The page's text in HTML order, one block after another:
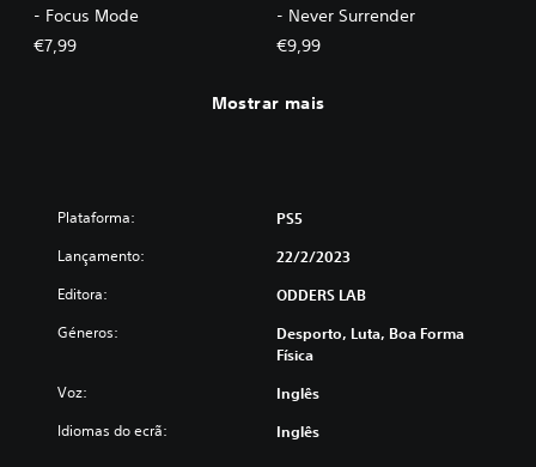
- Focus Mode
€7,99
- Never Surrender
€9,99
Mostrar mais
Plataforma: PS5
Lançamento: 22/2/2023
Editora: ODDERS LAB
Géneros:
Desporto, Luta, Boa Forma
Física
Voz: Inglês
Idiomas do ecrã: Inglês